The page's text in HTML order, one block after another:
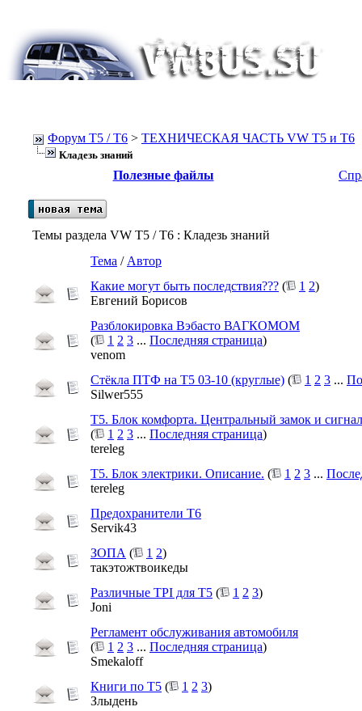
Форум Т5 / T6 > ТЕХНИЧЕСКАЯ ЧАСТЬ VW T5 и T6
Кладезь знаний
Полезные файлы
Темы раздела VW T5 / T6 : Кладезь знаний
Тема / Автор
Какие могут быть последствия??? ( 1 2)
Евгений Борисов
Разблокировка Вэбасто ВАГКОМОМ
(
1 2 3 ... Последняя страница)
venom
Стёкла ПТФ на Т5 03-10 (круглые) ( 1 2 3 ...
Silwer555
Т5. Блок комфорта. Центральный замок и
(
1 2 3 ... Последняя страница)
tereleg
Т5. Блок электрики. Описание. ( 1 2 3 ...
tereleg
Предохранители Т6
Servik43
ЗОПА ( 1 2)
такэтожтвоикеды
Различные TPI для Т5 ( 1 2 3)
Joni
Регламент обслуживания автомобиля
(
1 2 3 ... Последняя страница)
Smekaloff
Книги по Т5 ( 1 2 3)
Злыдень